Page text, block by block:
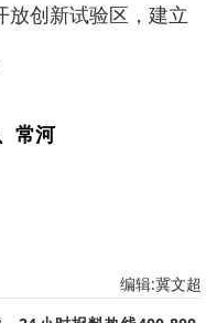
放创新试验区，建立
常河
编辑:冀文超